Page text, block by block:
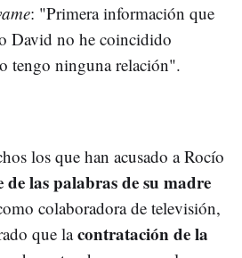
: "Primera información que
David no he coincidido
tengo ninguna relación".
los que han acusado a Rocío
de las palabras de su madre
colaboradora de televisión,
que lacontratación de la